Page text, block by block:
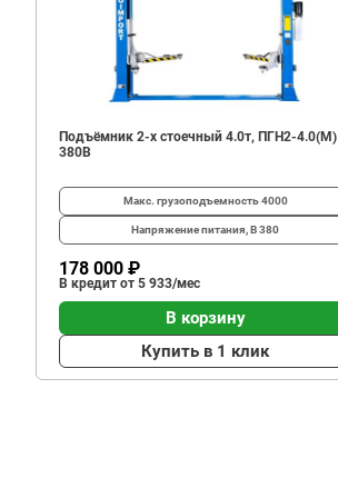
Подъёмник 2-х стоечный 4.0т, ПГН2-4.0(М)
380В
Макс. грузоподъемность4000
Напряжение питания, В380
178 000 ₽
В кредит от 5 933/мес
В корзину
Купить в 1 клик